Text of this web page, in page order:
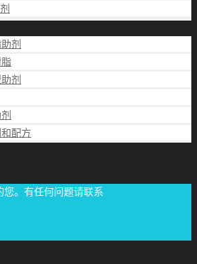
剂
剂
配方
。有任何问题请联系